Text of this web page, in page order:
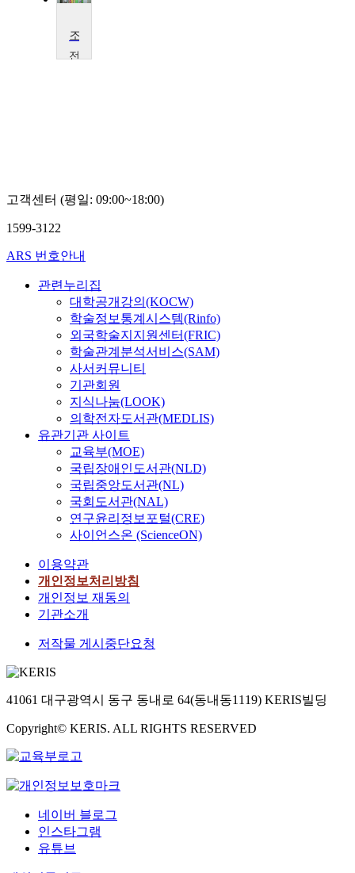
전
고객센터 (평일: 09:00~18:00)
1599-3122
ARS 번호안내
관련누리집
대학공개강의(KOCW)
학술정보통계시스템(Rinfo)
외국학술지지원센터(FRIC)
학술관계분석서비스(SAM)
사서커뮤니티
기관회원
지식나눔(LOOK)
의학전자도서관(MEDLIS)
유관기관 사이트
교육부(MOE)
국립장애인도서관(NLD)
국립중앙도서관(NL)
국회도서관(NAL)
연구윤리정보포털(CRE)
사이언스온 (ScienceON)
이용약관
개인정보처리방침
개인정보 재동의
기관소개
저작물 게시중단요청
41061 대구광역시 동구 동내로 64(동내동1119) KERIS빌딩
Copyright© KERIS. ALL RIGHTS RESERVED
네이버 블로그
인스타그램
유튜브